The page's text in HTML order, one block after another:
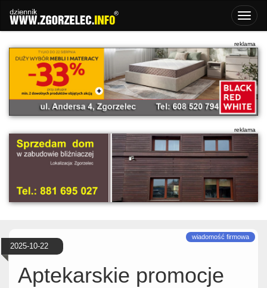
2025-10-22
Aptekarskie promocje